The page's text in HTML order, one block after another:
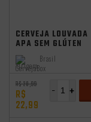
CERVEJA LOUVADA
APA SEM GLÚTEN
500ML
Origem:
Brasil
R$ 28,99
R$
22,99
+
-